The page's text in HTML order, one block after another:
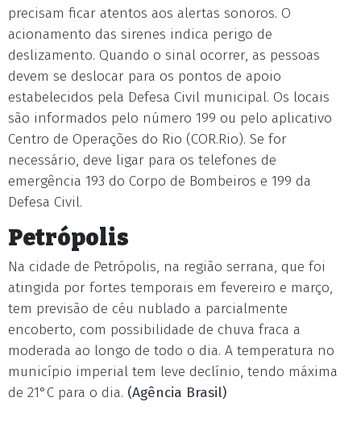
precisam ficar atentos aos alertas sonoros. O
acionamento das sirenes indica perigo de
deslizamento. Quando o sinal ocorrer, as pessoas
devem se deslocar para os pontos de apoio
estabelecidos pela Defesa Civil municipal. Os locais
são informados pelo número 199 ou pelo aplicativo
Centro de Operações do Rio (COR.Rio). Se for
necessário, deve ligar para os telefones de
emergência 193 do Corpo de Bombeiros e 199 da
Defesa Civil.
Petrópolis
Na cidade de Petrópolis, na região serrana, que foi
atingida por fortes temporais em fevereiro e março,
tem previsão de céu nublado a parcialmente
encoberto, com possibilidade de chuva fraca a
moderada ao longo de todo o dia. A temperatura no
município imperial tem leve declínio, tendo máxima
de 21°C para o dia. (Agência Brasil)